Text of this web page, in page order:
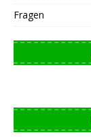
Fragen